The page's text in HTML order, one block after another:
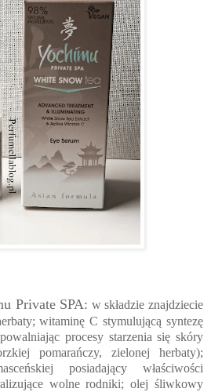
Private SPA: w składzie znajdziecie
witaminę C stymulującą syntezę
procesy starzenia się skóry
pomarańczy, zielonej herbaty);
posiadający właściwości
wolne rodniki; olej śliwkowy